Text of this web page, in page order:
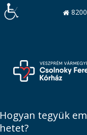
tegyük